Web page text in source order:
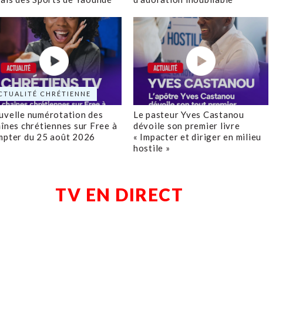
CHRÉTIENNE
numérotation des
chrétiennes sur Free à
du 25 août 2026
Le pasteur Yves Castanou
dévoile son premier livre
« Impacter et diriger en milieu
hostile »
TV EN DIRECT